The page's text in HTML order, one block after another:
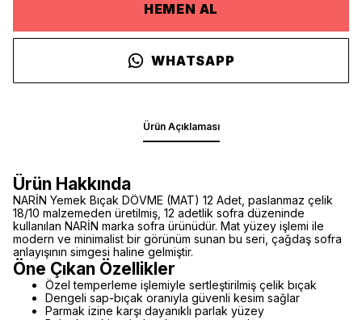
HEMEN AL
WHATSAPP
Ürün Açıklaması
Ürün Hakkında
NARİN Yemek Bıçak DÖVME (MAT) 12 Adet, paslanmaz çelik
18/10 malzemeden üretilmiş, 12 adetlik sofra düzeninde
kullanılan NARİN marka sofra ürünüdür. Mat yüzey işlemi ile
modern ve minimalist bir görünüm sunan bu seri, çağdaş sofra
anlayışının simgesi haline gelmiştir.
Öne Çıkan Özellikler
Özel temperleme işlemiyle sertleştirilmiş çelik bıçak
Dengeli sap-bıçak oranıyla güvenli kesim sağlar
Parmak izine karşı dayanıklı parlak yüzey